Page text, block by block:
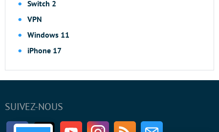
Switch 2
VPN
Windows 11
iPhone 17
SUIVEZ-NOUS
FacebookTwitter Youtube InstagramRSS Newsletter